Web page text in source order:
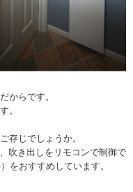
からです。
。
存じでしょうか。
吹き出しをリモコンで制御で
をおすすめしています。